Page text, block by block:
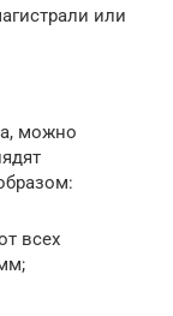
или
можно
всех